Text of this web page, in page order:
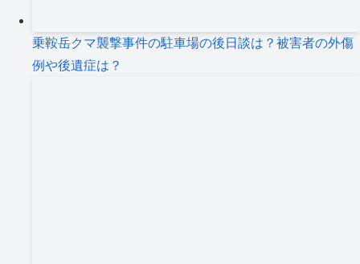
乗鞍岳クマ襲撃事件の駐車場の後日談は？被害者の外傷
例や後遺症は？